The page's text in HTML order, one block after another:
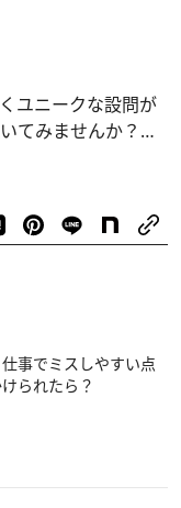
ユニークな設問が
いてみませんか？
分でも気づかな
仕事でミスしやすい点
られたら？